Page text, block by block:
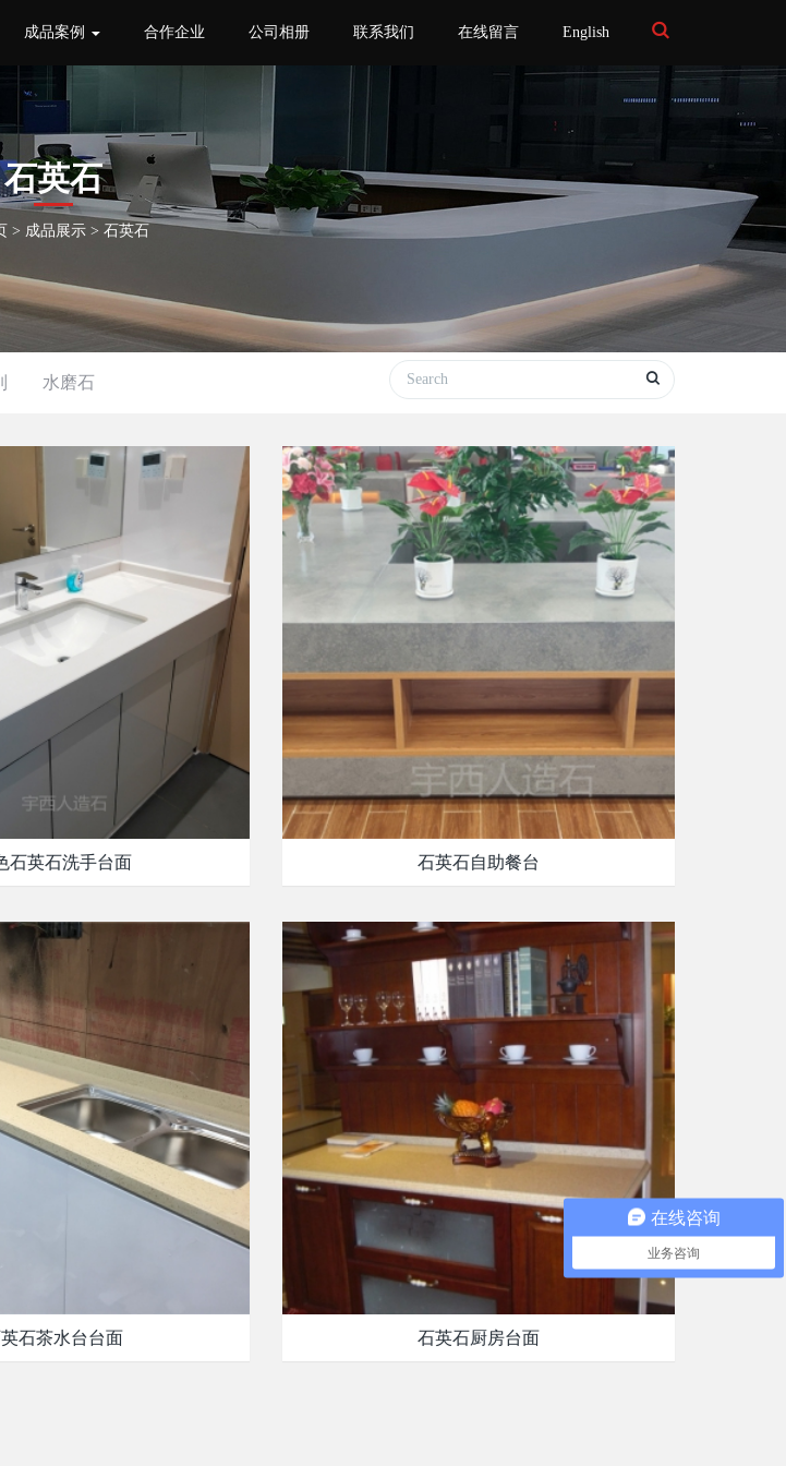
Toggle
Search
成品案例 合作企业 公司相册 联系我们 在线留言 English
石英石
> 成品展示 > 石英石
水磨石
石英石洗手台面 石英石自助餐台
石茶水台台面 石英石厨房台面
在线咨询
业务咨询